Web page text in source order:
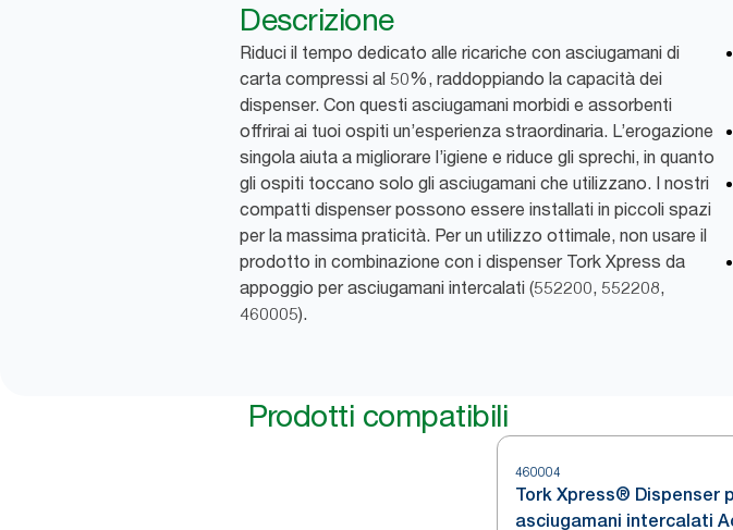
Descrizione
Riduci il tempo dedicato alle ricariche con asciugamani di
carta compressi al 50%, raddoppiando la capacità dei
dispenser. Con questi asciugamani morbidi e assorbenti
offrirai ai tuoi ospiti un’esperienza straordinaria. L’erogazione
singola aiuta a migliorare l’igiene e riduce gli sprechi, in quanto
gli ospiti toccano solo gli asciugamani che utilizzano. I nostri
compatti dispenser possono essere installati in piccoli spazi
per la massima praticità. Per un utilizzo ottimale, non usare il
prodotto in combinazione con i dispenser Tork Xpress da
appoggio per asciugamani intercalati (552200, 552208,
460005).
Prodotti compatibili
460004
Tork Xpress® Dispenser
asciugamani intercalati